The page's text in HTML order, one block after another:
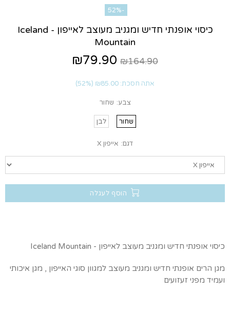
-52%
כיסוי אופנתי חדיש ומגניב מעוצב לאייפון - Iceland
Mountain
₪164.90
₪79.90
אתה חסכת: ₪85.00
(52%)
צבע: שחור
שחור לבן
דגם: אייפון X
הוסף לעגלה
כיסוי אופנתי חדיש ומגניב מעוצב לאייפון - Iceland Mountain
מגן הרים אופנתי חדיש ומגניב מעוצב למגוון סוגי האייפון , מגן איכותי
ועמיד מפני זעזועים